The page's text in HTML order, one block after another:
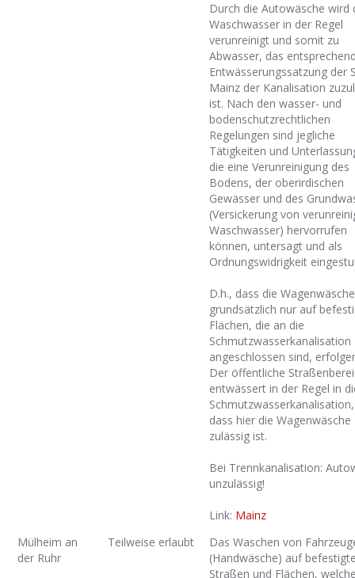
Durch die Autowäsche wird
Waschwasser in der Regel
verunreinigt und somit zu
Abwasser, das
Entwässerungssatzung der
Mainz der Kanalisation
ist. Nach den wasser- und
bodenschutzrechtlichen
Regelungen sind jegliche
Tätigkeiten und
die eine Verunreinigung des
Bodens, der oberirdischen
Gewässer und des
(Versickerung von
Waschwasser) hervorrufen
können, untersagt und als
Ordnungswidrigkeit
D.h., dass die Wagenwäsche
grundsätzlich nur auf
Flächen, die an die
Schmutzwasserkanalisation
angeschlossen sind,
Der öffentliche
entwässert in der Regel in
dass hier die Wagenwäsche
zulässig ist.
Bei Trennkanalisation:
unzulässig!
Link: Mainz
Mülheim an
der Ruhr
Teilweise erlaubt
Das Waschen von
(Handwäsche) auf
Straßen und Flächen,